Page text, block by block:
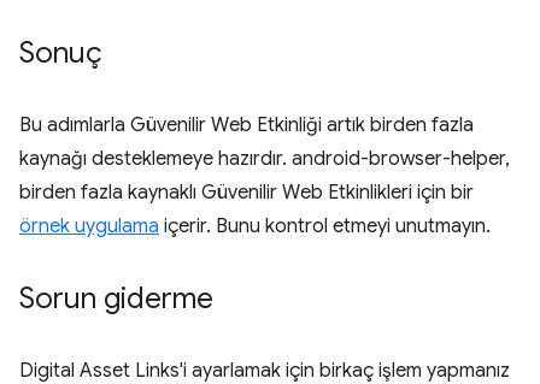
Sonuç
Bu adımlarla Güvenilir Web Etkinliği artık birden fazla
kaynağı desteklemeye hazırdır. android-browser-helper,
birden fazla kaynaklı Güvenilir Web Etkinlikleri için bir
örnek uygulama içerir. Bunu kontrol etmeyi unutmayın.
Sorun giderme
Digital Asset Links'i ayarlamak için birkaç işlem yapmanız